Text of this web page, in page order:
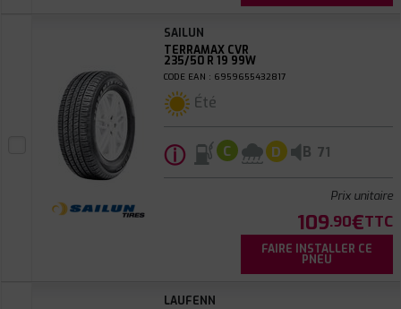
SAILUN
TERRAMAX CVR
235/50 R 19 99W
CODE EAN : 6959655432817
Été
ⓘ C D B 71
Prix unitaire
109.90€TTC
FAIRE INSTALLER CE
PNEU
LAUFENN